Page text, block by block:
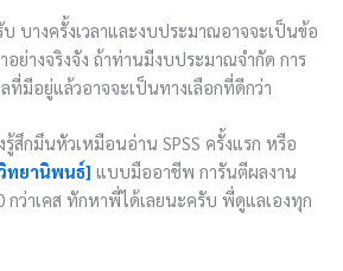
บ บางครั้งเวลาและงบประมาณอาจจะเป็นข้อ
ย่างจริงจัง ถ้าท่านมีงบประมาณจำกัด การ
ที่มีอยู่แล้วอาจจะเป็นทางเลือกที่ดีกว่า
สึกมึนหัวเหมือนอ่าน SPSS ครั้งแรก หรือ
ทยานิพนธ์] แบบมืออาชีพ การันตีผลงาน
ว่าเคส ทักหาพี่ได้เลยนะครับ พี่ดูแลเองทุก